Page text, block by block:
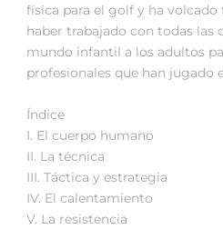
física para el golf y ha volcado
haber trabajado con todas las
mundo infantil a los adultos
profesionales que han jugado
Índice
I. El cuerpo humano
II. La técnica
III. Táctica y estrategia
IV. El calentamiento
V. La resistencia